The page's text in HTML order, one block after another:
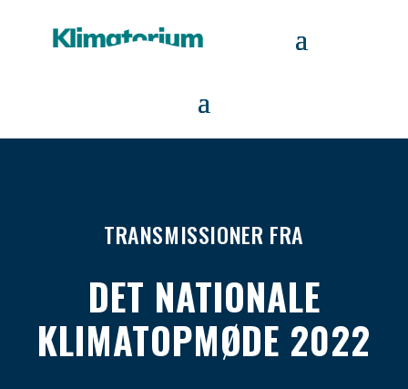
TRANSMISSIONER FRA
DET NATIONALE
KLIMATOPMØDE 2022